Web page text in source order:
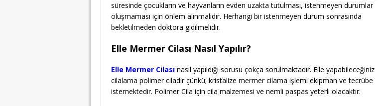
süresinde çocukların ve hayvanların evden uzakta tutulması, istenmeyen durumlar
oluşmaması için önlem alınmalıdır. Herhangi bir istenmeyen durum sonrasında
bekletilmeden doktora gidilmelidir.
Elle Mermer Cilası Nasıl Yapılır?
Elle Mermer Cilası nasıl yapıldığı sorusu çokça sorulmaktadır. Elle yapabileceğiniz
cilalama polimer ciladır çünkü; kristalize mermer cilama işlemi ekipman ve tecrübe
istemektedir. Polimer Cila için cila malzemesi ve nemli paspas yeterli olacaktır.